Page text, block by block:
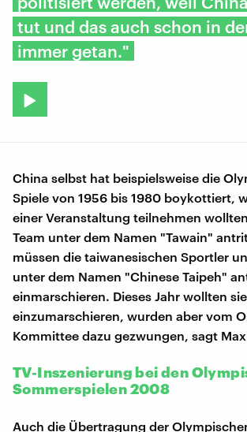
tut und das auch schon in
immer getan."
China selbst hat beispielsweise die
Spiele von 1956 bis 1980 boykottiert,
einer Veranstaltung teilnehmen
Team unter dem Namen "Tawain"
müssen die taiwanesischen Sportler
unter dem Namen "Chinese Taipeh"
einmarschieren. Dieses Jahr wollten
einzumarschieren, wurden aber vom
Kommittee dazu gezwungen, sagt
TV-Inszenierung bei den
Sommerspielen 2008
Auch die Übertragung der